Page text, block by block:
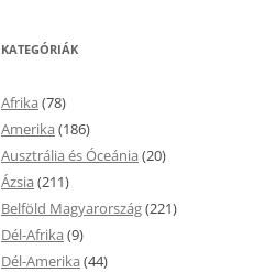
KATEGÓRIÁK
Afrika (78)
Amerika (186)
Ausztrália és Óceánia (20)
Ázsia (211)
Belföld Magyarország(221)
Dél-Afrika (9)
Dél-Amerika (44)